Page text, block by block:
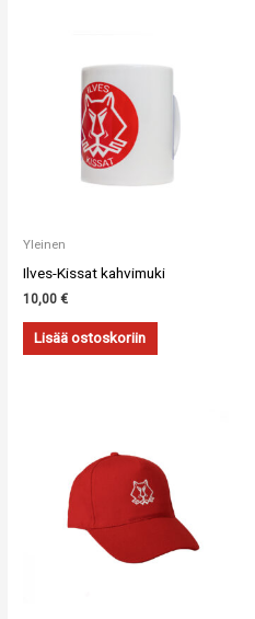
Yleinen
Ilves-Kissat kahvimuki
10,00€
Lisää ostoskoriin